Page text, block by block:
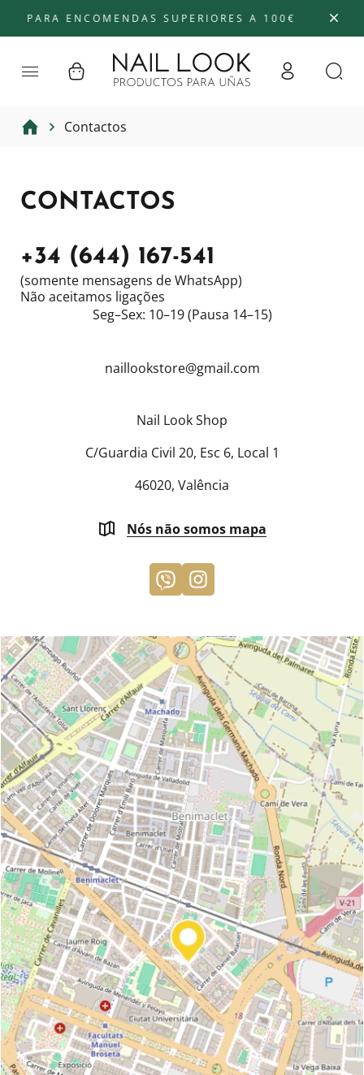
ENCOMENDAS SUPERIORES A 100€
Contactos
CONTACTOS
+34 (644) 167-541
(somente mensagens de WhatsApp)
Não aceitamos ligações
Seg–Sex: 10–19 (Pausa 14–15)
naillookstore@gmail.com
Nail Look Shop
C/Guardia Civil 20, Esc 6, Local 1
46020, Valência
Nós não somos mapa